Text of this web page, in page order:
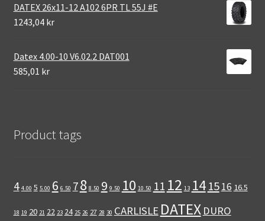
DATEX 26x11-12 A102 6PR TL 55J #E
1243,04 kr
Datex 4.00-10 V6.02.2 DAT001
585,01 kr
Product tags
4 4.00 5 5.00 6 6.50 78 8.50 9 9.50 10 10.50 11 12 13 14 1516 16.5
18 19 20 21 22 23 24 25 26 27 28 30 CARLISLE DATEX DURO